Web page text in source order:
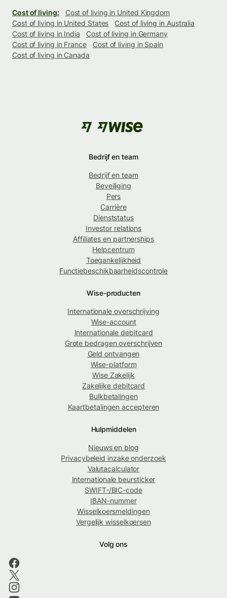
Cost of living:
Cost of living in United Kingdom
Cost of living in United States
Cost of living in Australia
Cost of living in India
Cost of living in Germany
Cost of living in France
Cost of living in Spain
Cost of living in Canada
Bedrijf en team
Bedrijf en team
Beveiliging
Pers
Carrière
Dienststatus
Investor relations
Affiliates en partnerships
Helpcentrum
Toegankelijkheid
Functiebeschikbaarheidscontrole
Wise-producten
Internationale overschrijving
Wise-account
Internationale debitcard
Grote bedragen overschrijven
Geld ontvangen
Wise-platform
Wise Zakelijk
Zakelijke debitcard
Bulkbetalingen
Kaartbetalingen accepteren
Hulpmiddelen
Nieuws en blog
Privacybeleid inzake onderzoek
Valutacalculator
Internationale beursticker
SWIFT-/BIC-code
IBAN-nummer
Wisselkoersmeldingen
Vergelijk wisselkoersen
Volg ons